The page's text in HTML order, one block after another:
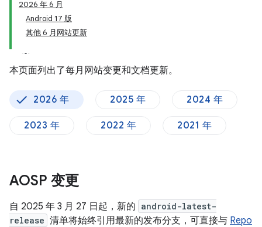
2026 年 6 月
Android 17 版
其他 6 月网站更新
本页面列出了每月网站变更和文档更新。
2026 年 2025 年 2024 年
2023 年 2022 年 2021 年
AOSP 变更
自 2025 年 3 月 27 日起，新的 android-latest-
release 清单将始终引用最新的发布分支，可直接与 Repo